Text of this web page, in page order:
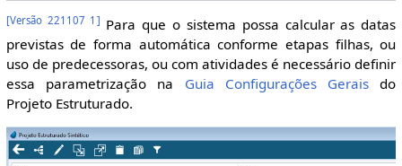
[Versão 221107 1 ] Para que o sistema possa calcular as datas
previstas de forma automática conforme etapas filhas, ou
uso de predecessoras, ou com atividades é necessário definir
essa parametrização na Guia Configurações Geraisdo
Projeto Estruturado.